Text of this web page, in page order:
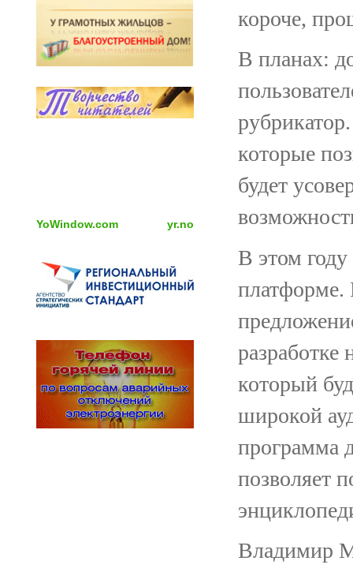
YoWindow.com yr.no
короче,
В планах:
которые
будет
В этом
платформе.
разработке
который
широкой
программа
позволяет
Владимир